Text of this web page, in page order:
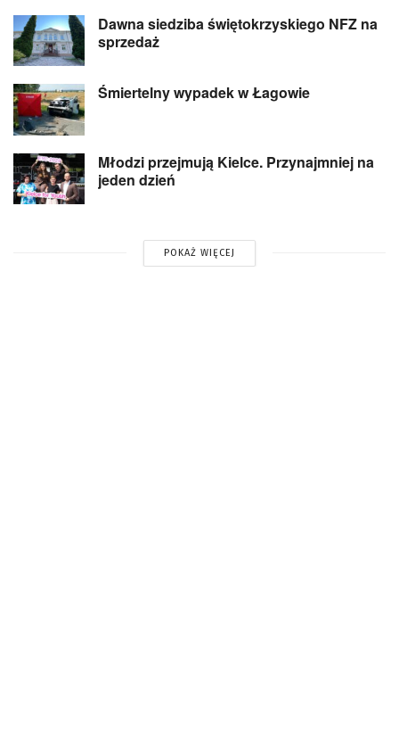
Dawna siedziba świętokrzyskiego NFZ na
sprzedaż
Śmiertelny wypadek w Łagowie
Młodzi przejmują Kielce. Przynajmniej na
jeden dzień
POKAŻ WIĘCEJ